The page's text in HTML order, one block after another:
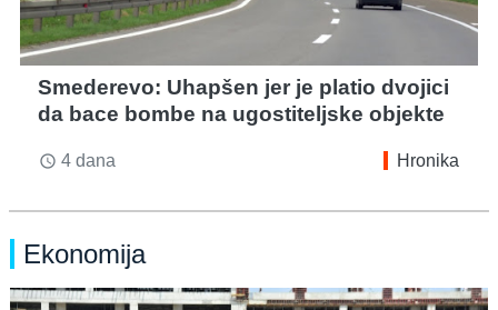
Smederevo: Uhapšen jer je platio dvojici
da bace bombe na ugostiteljske objekte
access_time 4 dana Hronika
Ekonomija